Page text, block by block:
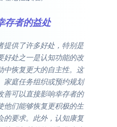
存者的益处
提供了许多好处，特别是
好处之一是认知功能的改
中恢复更大的自主性。这
家庭任务组织或预约规划
善可以直接影响幸存者的
他们能够恢复更积极的生
的要求。此外，认知康复